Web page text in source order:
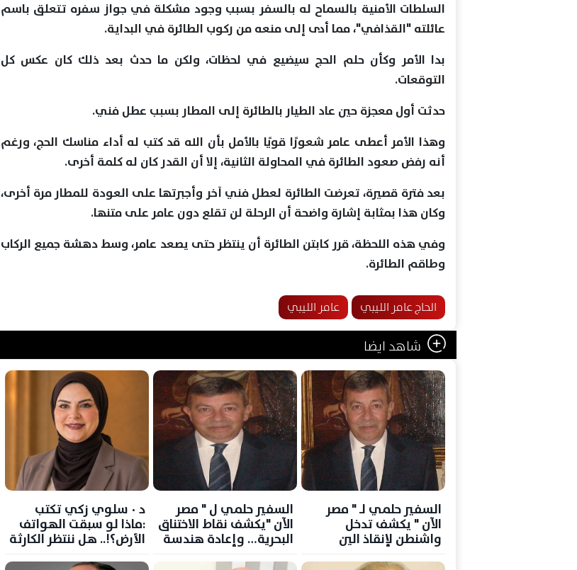
السلطات الأمنية بالسماح له بالسفر بسبب وجود مشكلة في جواز سفره تتعلق باسم
عائلته "القذافي"، مما أدى إلى منعه من ركوب الطائرة في البداية.
بدا الأمر وكأن حلم الحج سيضيع في لحظات، ولكن ما حدث بعد ذلك كان عكس كل
التوقعات.
حدثت أول معجزة حين عاد الطيار بالطائرة إلى المطار بسبب عطل فني.
وهذا الأمر أعطى عامر شعورًا قويًا بالأمل بأن الله قد كتب له أداء مناسك الحج، ورغم
أنه رفض صعود الطائرة في المحاولة الثانية، إلا أن القدر كان له كلمة أخرى.
بعد فترة قصيرة، تعرضت الطائرة لعطل فني آخر وأجبرتها على العودة للمطار مرة أخرى،
وكان هذا بمثابة إشارة واضحة أن الرحلة لن تقلع دون عامر على متنها.
وفي هذه اللحظة، قرر كابتن الطائرة أن ينتظر حتى يصعد عامر، وسط دهشة جميع الركاب
وطاقم الطائرة.
الحاج عامر الليبي عامر الليبي
شاهد ايضا
السفير حلمي لـ " مصر
الآن " يكشف تدخل
واشنطن لإنقاذ الين
السفير حلمي ل " مصر
الآن "يكشف نقاط الاختناق
البحرية… وإعادة هندسة
د ٠ سلوي زكي تكتب
:ماذا لو سبقت الهواتف
الأرض؟!.. هل ننتظر الكارثة